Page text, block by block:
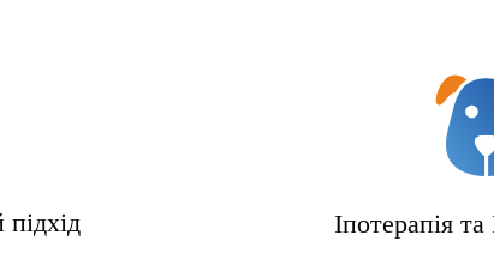
Іпотерапія